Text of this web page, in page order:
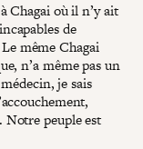
Chagai où il n’y ait
de
même Chagai
n’a même pas un
je sais
Notre peuple est